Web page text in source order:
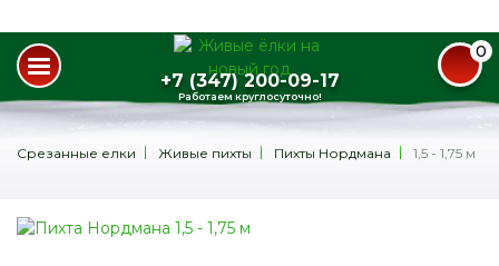
+7 (347) 200-09-17
Работаем круглосуточно!
0
Срезанные елки Живые пихты Пихты Нордмана 1,5 - 1,75 м